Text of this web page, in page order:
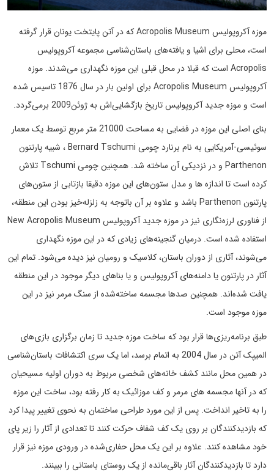
موزه آکروپولیس Acropolis Museum که در آتن پایتخت یونان قرار گرفته
است، محلی برای اشیا و یافته‌های باستان‌شناسی مجموعه آکروپولیس
Acropolis است که قبلا در محل قبلی این موزه نگهداری می‌شدند. موزه
آکروپولیس Acropolis Museum برای اولین بار در سال 1876 تاسیس شده
است و موزه جدید آکروپولیس تاریخ بازگشایی‌اش به ژوئن2009 برمی‌گردد.
بنای اصلی این موزه در فضایی به مساحت 21000 متر مربع توسط یک معمار
سوئیسی-آمریکایی به نام برنارد چومی Bernard Tschumi ، شبیه پارتنون
Parthenon و در نزدیکی آن ساخته شد. همچنین چومی Tschumi تلاش
کرده است تا اندازه ها و مدل ستون‌های این موزه دقیقا بازتابی از ستون‌های
پارتنون Parthenon باشد و علاوه بر آن باتوجه به زلزله‌خیز بودن این منطقه،
از فناوری لرزه‎‌نگاری نیز در موزه جدید آکروپولیس New Acropolis Museum
استفاده شده است. درمیان گنجینه‌های زیادی که در این موزه نگهداری
می‌شوند، آثاری از دوران باستان، کلاسیک و رومیان نیز دیده می‌شود. تمام این
آثار در پارتنون یا دامنه‌های آکروپولیس و یا بناهای دیگر موجود در این منطقه
یافت شده‌اند. همچنین صدها مجسمه ساخته‌شده از سنگ مرمر نیز در این
موزه موجود است.
طبق برنامه‌ریزی‌ها قرار بود که ساخت موزه جدید تا زمان برگزاری بازی‌های
المیپک آتن در سال 2004 به اتمام برسد، اما یک سری اکتشافات باستان‌شناسی
در همین محل مانند کشف خانه‌های شخصی مربوط به دوران اولیه مسیحیان
که در آنها مجسمه های مرمر و کف موزائیک به کار رفته بود، ساخت این موزه
را به تاخیر انداخت. پس از این مورد طراحی ساختمان به نحوی تغییر پیدا کرد
که بازدیدکنندگان بر روی یک کف شفاف حرکت کنند تا تعدادی از آثار را زیر پای
خود مشاهده کنند. علاوه بر این یک محل حفاری‌شده در ورودی موزه نیز قرار
دارد تا بازدیدکنندگان آثار باقی‌مانده از یک روستای باستانی را ببینند.